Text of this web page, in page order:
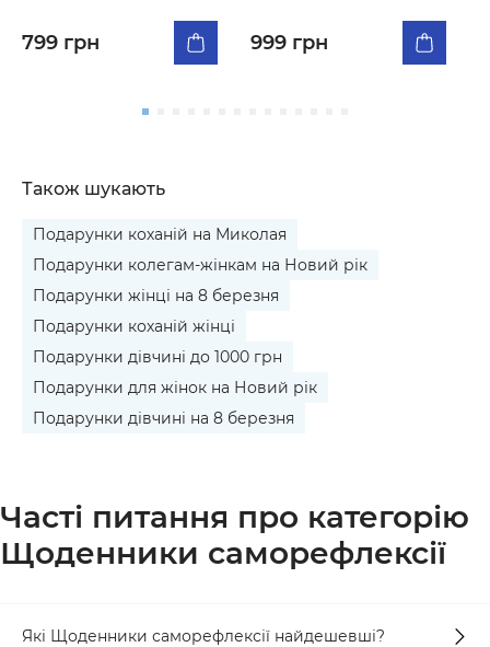
799 грн 999 грн
Також шукають
Подарунки коханій на Миколая
Подарунки колегам-жінкам на Новий рік
Подарунки жінці на 8 березня
Подарунки коханій жінці
Подарунки дівчині до 1000 грн
Подарунки для жінок на Новий рік
Подарунки дівчині на 8 березня
Часті питання про категорію
Щоденники саморефлексії
Які Щоденники саморефлексії найдешевші?